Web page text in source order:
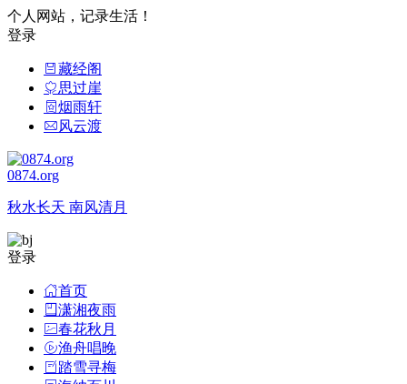
个人网站，记录生活！
登录
藏经阁
思过崖
烟雨轩
风云渡
0874.org
秋水长天 南风清月
登录
首页
潇湘夜雨
春花秋月
渔舟唱晚
踏雪寻梅